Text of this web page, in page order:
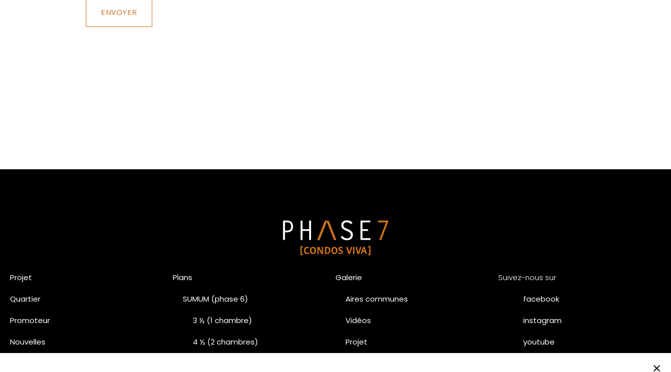
Projet
Quartier
Promoteur
Nouvelles
Plans
SUMUM (phase 6)
3 ½ (1 chambre)
4 ½ (2 chambres)
Galerie
Aires communes
Vidéos
Projet
Suivez-nous sur
facebook
instagram
youtube
×